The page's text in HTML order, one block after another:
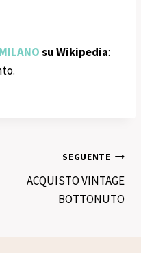
su Wikipedia:
SEGUENTE
ACQUISTO VINTAGE
BOTTONUTO